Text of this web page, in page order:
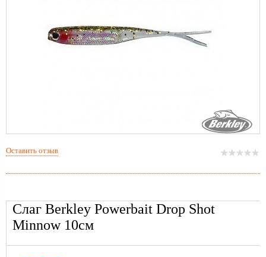
Слаг Berkley Powerbait Drop Shot
Minnow 10см
Оставить отзыв